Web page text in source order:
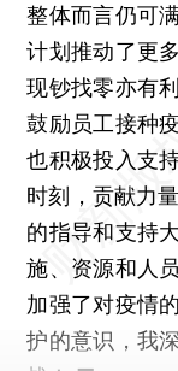
整体而言仍可
计划推动了更
现钞找零亦有
鼓励员工接种
也积极投入支
时刻，贡献力
的指导和支持
施、资源和人
加强了对疫情
护的意识，我